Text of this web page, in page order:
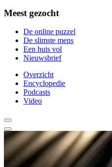
Meest gezocht
De online puzzel
De slimste mens
Een huis vol
Nieuwsbrief
Overzicht
Encyclopedie
Podcasts
Video